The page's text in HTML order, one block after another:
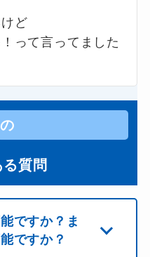
ど
って言ってました
る質問
ですか？ま
ですか？